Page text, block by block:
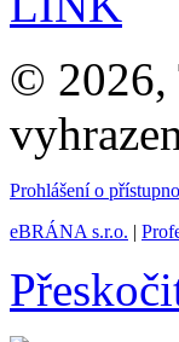
© 2026,
Prohlášení o
eBRÁNA s.r.o. |